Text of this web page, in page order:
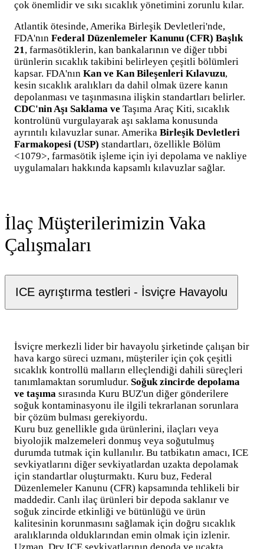
çok önemlidir ve sıkı sıcaklık yönetimini zorunlu kılar.
Atlantik ötesinde, Amerika Birleşik Devletleri'nde,
FDA'nın Federal Düzenlemeler Kanunu (CFR) Başlık
21, farmasötiklerin, kan bankalarının ve diğer tıbbi
ürünlerin sıcaklık takibini belirleyen çeşitli bölümleri
kapsar. FDA'nın Kan ve Kan Bileşenleri Kılavuzu,
kesin sıcaklık aralıkları da dahil olmak üzere kanın
depolanması ve taşınmasına ilişkin standartları belirler.
CDC'nin Aşı Saklama ve Taşıma Araç Kiti, sıcaklık
kontrolünü vurgulayarak aşı saklama konusunda
ayrıntılı kılavuzlar sunar. Amerika Birleşik Devletleri
Farmakopesi (USP) standartları, özellikle Bölüm
<1079>, farmasötik işleme için iyi depolama ve nakliye
uygulamaları hakkında kapsamlı kılavuzlar sağlar.
İlaç Müşterilerimizin Vaka
Çalışmaları
ICE ayrıştırma testleri - İsviçre Havayolu
İsviçre merkezli lider bir havayolu şirketinde çalışan bir
hava kargo süreci uzmanı, müşteriler için çok çeşitli
sıcaklık kontrollü malların elleçlendiği dahili süreçleri
tanımlamaktan sorumludur. Soğuk zincirde depolama
ve taşıma sırasında Kuru BUZ'un diğer gönderilere
soğuk kontaminasyonu ile ilgili tekrarlanan sorunlara
bir çözüm bulması gerekiyordu.
Kuru buz genellikle gıda ürünlerini, ilaçları veya
biyolojik malzemeleri donmuş veya soğutulmuş
durumda tutmak için kullanılır. Bu tatbikatın amacı, ICE
sevkiyatlarını diğer sevkiyatlardan uzakta depolamak
için standartlar oluşturmaktı. Kuru buz, Federal
Düzenlemeler Kanunu (CFR) kapsamında tehlikeli bir
maddedir. Canlı ilaç ürünleri bir depoda saklanır ve
soğuk zincirde etkinliği ve bütünlüğü ve ürün
kalitesinin korunmasını sağlamak için doğru sıcaklık
aralıklarında olduklarından emin olmak için izlenir.
Uzman, Dry ICE sevkiyatlarının depoda ve uçakta